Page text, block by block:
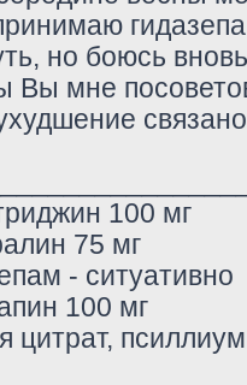
но боюсь
Вы мне
100 мг
75 мг
- ситуативно
100 мг
цитрат,